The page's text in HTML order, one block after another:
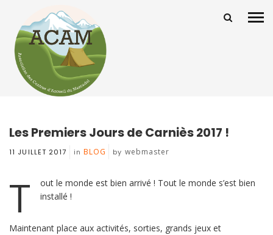
Les Premiers Jours de Carniès 2017 !
11 JUILLET 2017 in BLOG by webmaster
T
out le monde est bien arrivé ! Tout le monde s’est bien
installé !
Maintenant place aux activités, sorties, grands jeux et